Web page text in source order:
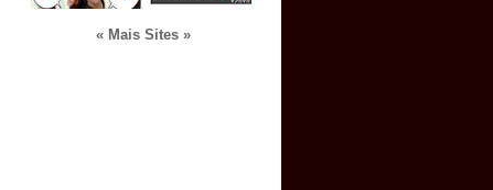
« Mais Sites »